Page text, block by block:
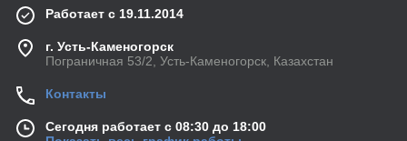
своевременной замены, предусмотренной заводом-
Любой двигатель нуждается в защите. Смазка важна для его
качественное моторное масло (гидравлическое,
трансмиссионное) используется, тем меньше сюрпризов
преподнесет автомобиль.
Работает с 19.11.2014
г. Усть-Каменогорск
Пограничная 53/2, Усть-Каменогорск, Казахстан
Контакты
Сегодня работает с 08:30 до 18:00